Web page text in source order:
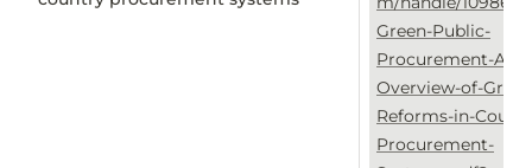
Green-Public-
Procurement-An-
Overview-of-
Reforms-in-
Procurement-